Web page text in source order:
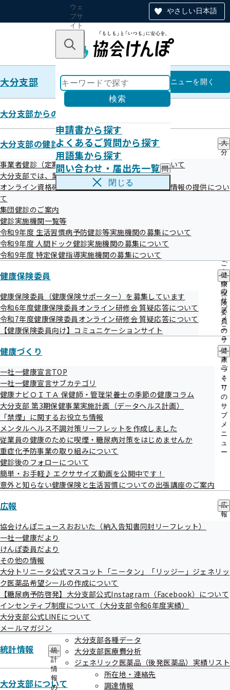
やさしい日本語
ウェ
ブサ
イト
のナ
ン
キーワードで探す
検索
申請書から探す
よくあるご質問から探す
用語集から探す
問い合わせ・届出先一覧 問
い
出
先
覧
メ
ニ
ュ
ー
閉じる
大分支部 大分支部
メニューを開く
大分支部からのお知らせ
大分支部の健診・保健指導のご案内
大
分
健
ご
案
内
の
サ
ブ
メ
ニ
ュ
ー
事業者健診（定期健康診断）データの提供方法について
大分支部では、業務の一部を外部委託しています
オンライン資格確認等システムによる特定健康診査情報の提供につい
て
集団健診のご案内
健診実施機関一覧等
令和9年度 生活習慣病予防健診等実施機関の募集について
令和9年度 人間ドック健診実施機関の募集について
令和9年度 特定保健指導実施機関の募集について
健康保険委員
健
康
保
険
委
員
の
サ
ブ
メ
ニ
ュ
ー
健康保険委員（健康保険サポーター）を募集しています
令和6年度健康保険委員オンライン研修会 質疑応答について
令和7年度健康保険委員オンライン研修会 質疑応答について
【健康保険委員向け】コミュニケーションサイト
健康づくり
健
康
づ
く
り
の
サ
ブ
メ
ニ
ュ
ー
一社一健康宣言TOP
一社一健康宣言サブカテゴリ
健康ナビＯＩＴＡ 保健師・管理栄養士の季節の健康コラム
大分支部 第3期保健事業実施計画（データヘルス計画）
「禁煙」に関するお役立ち情報
メンタルヘルス不調対策リーフレットを作成しました
従業員の健康のために喫煙・糖尿病対策をはじめませんか
重症化予防事業の取り組みについて
健診後のフォローについて
簡単・お手軽♪ エクササイズ動画を公開中です！
意外と知らない健康保険と生活習慣についての出張講座のご案内
広報
広
報
ュ
協会けんぽニュースおおいた（納入告知書同封リーフレット）
一社一健康だより
けんぽ委員だより
その他の情報
大分トリニータ公式マスコット「ニータン」「リッジー」ジェネリッ
ク医薬品希望シールの作成について
【糖尿病予防啓発】大分支部公式Instagram（Facebook）について
インセンティブ制度について（大分支部令和6年度実績）
大分支部公式LINEについて
メールマガジン
統計情報
統
計
情
報
の
大分支部各種データ
大分支部医療費分析
ジェネリック医薬品（後発医薬品）実績リスト
大分支部について
所在地・連絡先
調達情報
統計情報
ジェネリック医薬品（後発医薬品）実
協会けんぽTOP都道府県支部大分支部統計情報
連絡先・アクセス
本部所在地
ご案内
給付と手続き 申請書
健康づくり 協会けんぽについて
情報公開 お知らせ
よくあるご質問